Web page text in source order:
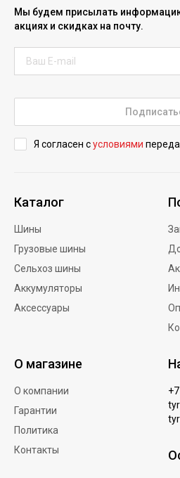
Мы будем присылать
акциях и скидках на почту.
Я согласен сусловиями
Каталог
Шины
Грузовые шины
Сельхоз шины
Аккумуляторы
Аксессуары
О магазине
О компании
Гарантии
Политика
Контакты